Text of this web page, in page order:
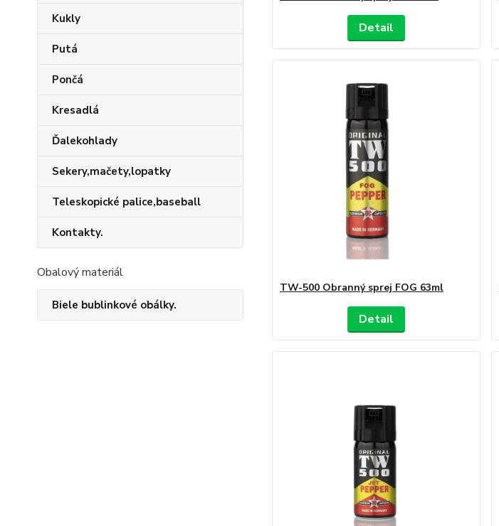
Kukly
Putá
Pončá
Kresadlá
Ďalekohlady
Sekery,mačety,lopatky
Teleskopické palice,baseball
Kontakty.
Obalový materiál
Biele bublinkové obálky.
Detail
TW-500 Obranný sprej FOG 63ml
Detail